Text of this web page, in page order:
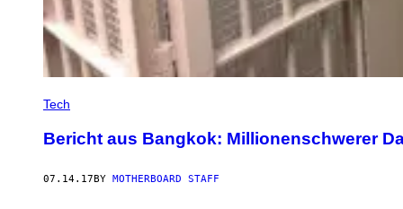
Tech
Bericht aus Bangkok: Millionenschwerer
07.14.17BY MOTHERBOARD STAFF